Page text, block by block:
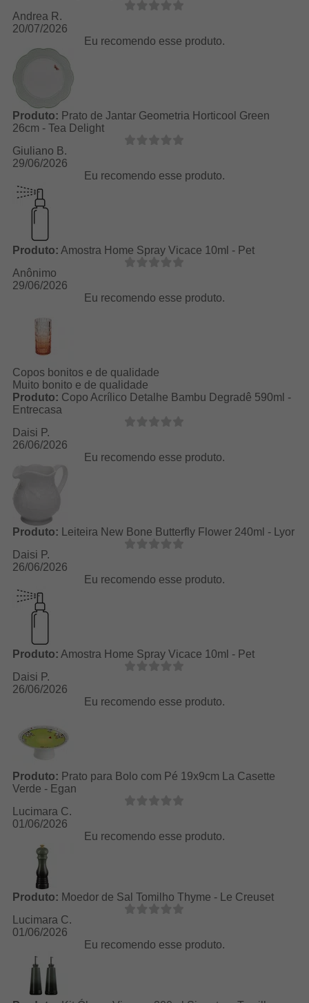
Andrea R.
20/07/2026
Eu recomendo esse produto.
Produto: Prato de Jantar Geometria Horticool Green
26cm - Tea Delight
Giuliano B.
29/06/2026
Eu recomendo esse produto.
Produto: Amostra Home Spray Vicace 10ml - Pet
Anônimo
29/06/2026
Eu recomendo esse produto.
Copos bonitos e de qualidade
Muito bonito e de qualidade
Produto: Copo Acrílico Detalhe Bambu Degradê 590ml -
Entrecasa
Daisi P.
26/06/2026
Eu recomendo esse produto.
Produto: Leiteira New Bone Butterfly Flower 240ml - Lyor
Daisi P.
26/06/2026
Eu recomendo esse produto.
Produto: Amostra Home Spray Vicace 10ml - Pet
Daisi P.
26/06/2026
Eu recomendo esse produto.
Produto: Prato para Bolo com Pé 19x9cm La Casette
Verde - Egan
Lucimara C.
01/06/2026
Eu recomendo esse produto.
Produto: Moedor de Sal Tomilho Thyme - Le Creuset
Lucimara C.
01/06/2026
Eu recomendo esse produto.